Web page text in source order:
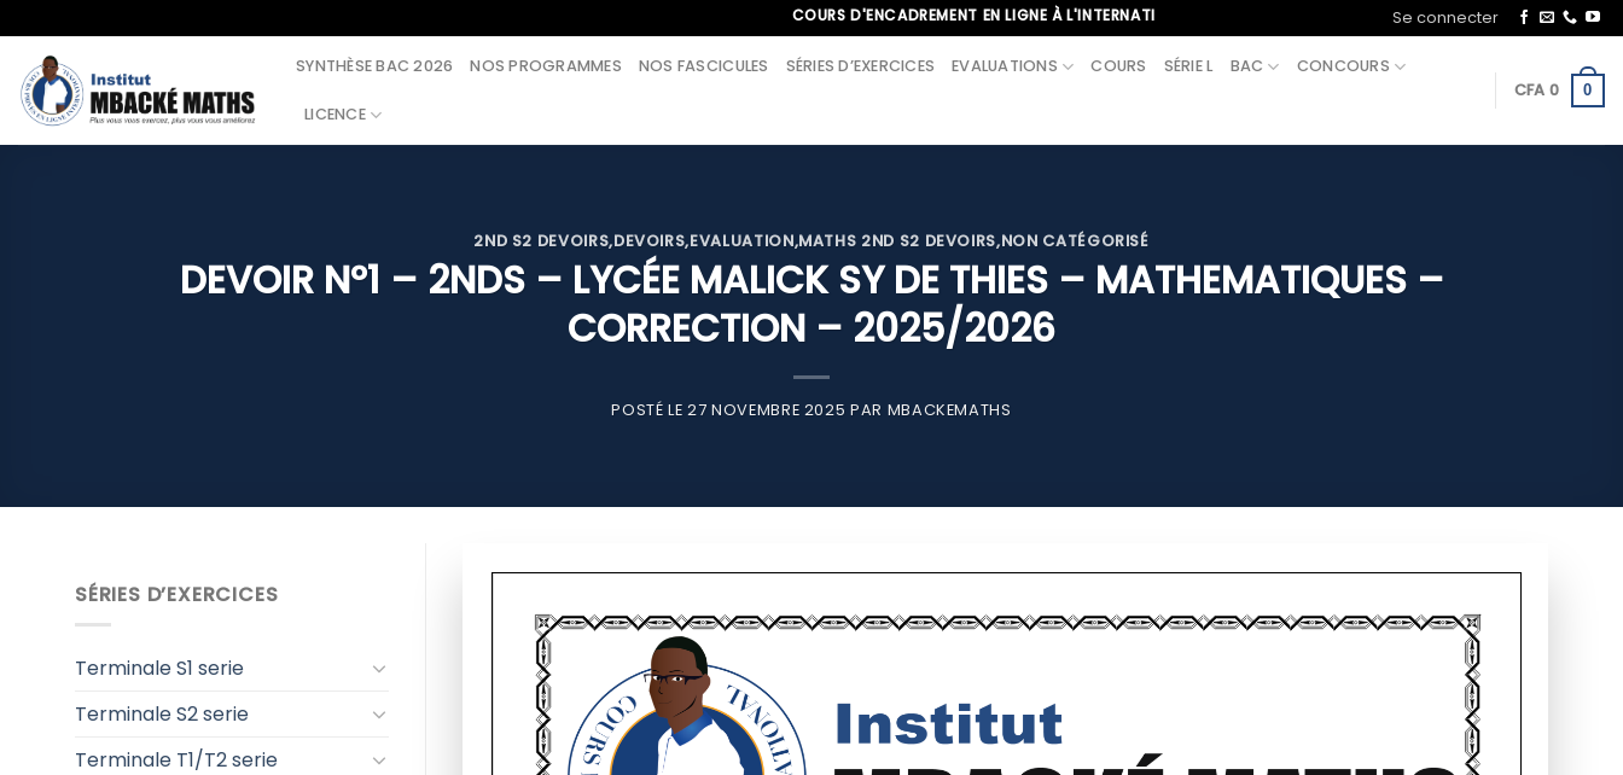
to
content
COURS D'ENCADREMENT EN LIGNE À L'INTERNATIONAL, APPELEZ-NOUS AU+221 70 713 09 21Se connecter
SYNTHÈSE BAC 2026 NOS PROGRAMMES NOS FASCICULES SÉRIES D’EXERCICES EVALUATIONS COURS SÉRIE L BAC CONCOURS
LICENCE
CFA 0 0
2ND S2 DEVOIRS,DEVOIRS,EVALUATION,MATHS 2ND S2 DEVOIRS,NON CATÉGORISÉ
DEVOIR N°1 – 2NDS – LYCÉE MALICK SY DE THIES – MATHEMATIQUES –
CORRECTION – 2025/2026
POSTÉ LE27 NOVEMBRE 2025 PAR MBACKEMATHS
SÉRIES D’EXERCICES
Terminale S1 serie
Terminale S2 serie
Terminale T1/T2 serie